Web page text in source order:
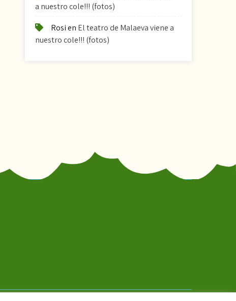
a nuestro cole!!! (fotos)
Rosien El teatro de Malaeva viene a
nuestro cole!!! (fotos)